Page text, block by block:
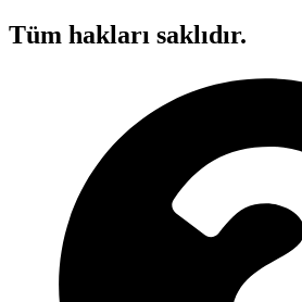
Tüm hakları saklıdır.